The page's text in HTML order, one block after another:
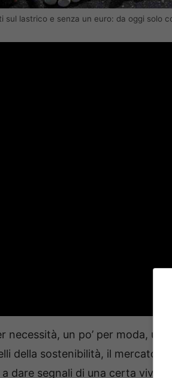
sul lastrico e senza un euro: da oggi solo
necessità, un po’ per moda,
della sostenibilità, il mercato
dare segnali di una certa